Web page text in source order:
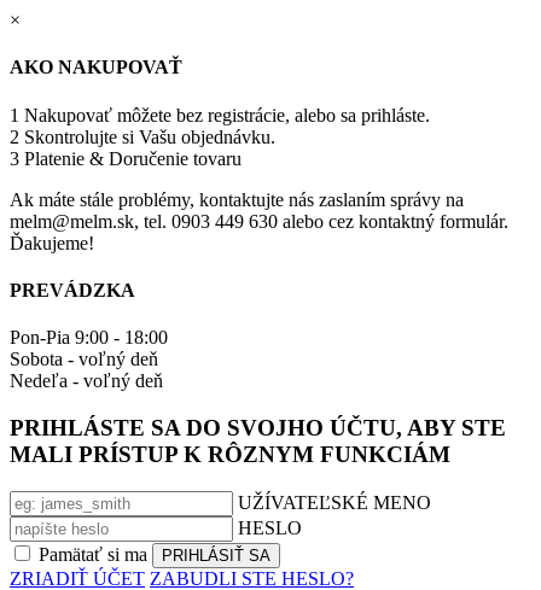
×
AKO NAKUPOVAŤ
1 Nakupovať môžete bez registrácie, alebo sa prihláste.
2 Skontrolujte si Vašu objednávku.
3 Platenie & Doručenie tovaru
Ak máte stále problémy, kontaktujte nás zaslaním správy na
melm@melm.sk, tel. 0903 449 630 alebo cez kontaktný formulár.
Ďakujeme!
PREVÁDZKA
Pon-Pia 9:00 - 18:00
Sobota - voľný deň
Nedeľa - voľný deň
PRIHLÁSTE SA DO SVOJHO ÚČTU, ABY STE
MALI PRÍSTUP K RÔZNYM FUNKCIÁM
UŽÍVATEĽSKÉ MENO
HESLO
Pamätať si ma
ZRIADIŤ ÚČET ZABUDLI STE HESLO?